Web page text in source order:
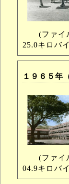
(ファイ
25.0キロバ
１９６５年
(ファイ
04.9キロバ